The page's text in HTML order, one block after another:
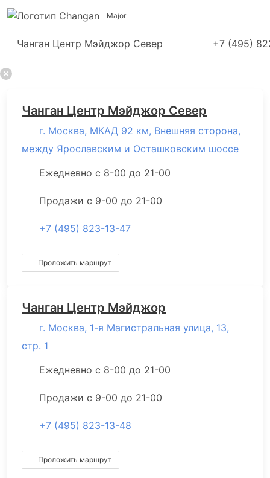
Major
Чанган Центр Мэйджор Север +7 (495)
Адреса салонов
Чанган Центр Мэйджор Север
г. Москва, МКАД 92 км, Внешняя сторона,
между Ярославским и Осташковским шоссе
Ежедневно с 8-00 до 21-00
Продажи с 9-00 до 21-00
+7 (495) 823-13-47
Проложить маршрут
Чанган Центр Мэйджор
г. Москва, 1-я Магистральная улица, 13,
стр. 1
Ежедневно с 8-00 до 21-00
Продажи с 9-00 до 21-00
+7 (495) 823-13-48
Проложить маршрут